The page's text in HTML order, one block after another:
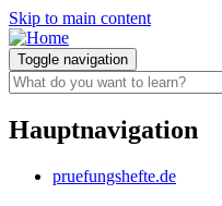
Skip to main content
Toggle navigation
Hauptnavigation
pruefungshefte.de